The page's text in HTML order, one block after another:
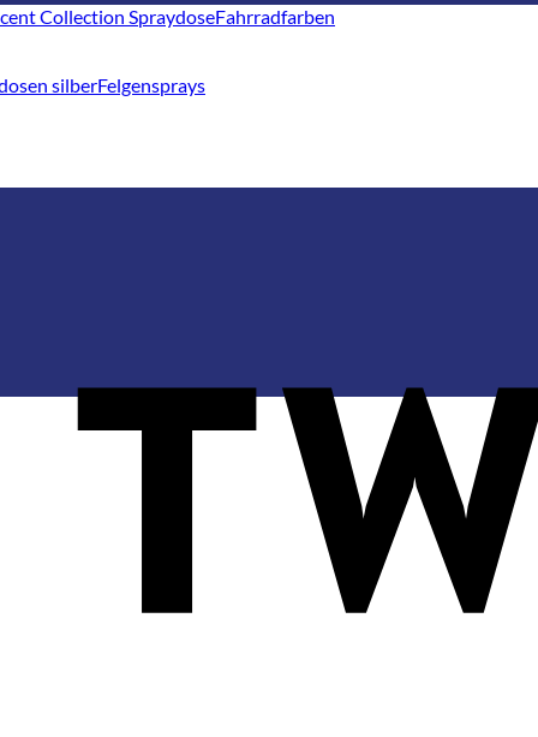
Fahrradfarben
Felgensprays